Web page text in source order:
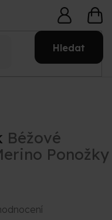
Hledat
Béžové
Ponožky